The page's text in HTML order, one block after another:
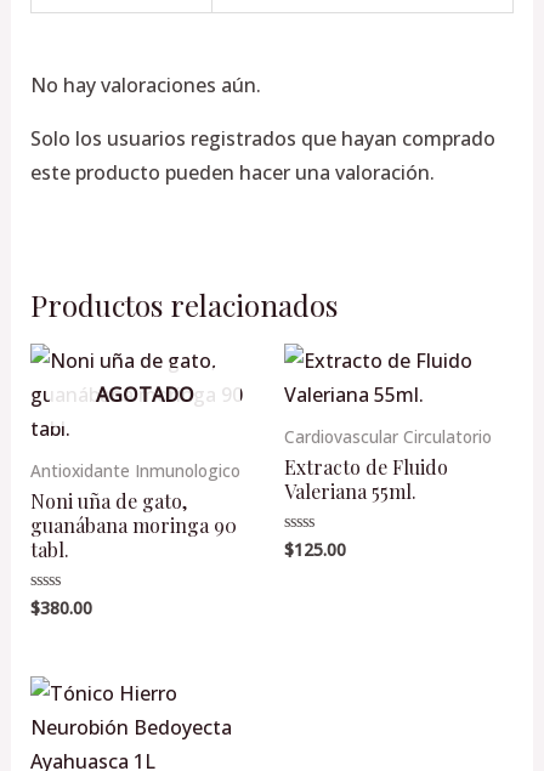
No hay valoraciones aún.
Solo los usuarios registrados que hayan comprado
este producto pueden hacer una valoración.
Productos relacionados
AGOTADO
Antioxidante Inmunologico
Noni uña de gato,
guanábana moringa 90
tabl.
Valorado
en
$380.00
Cardiovascular Circulatorio
Extracto de Fluido
Valeriana 55ml.
Valorado
en
$125.00